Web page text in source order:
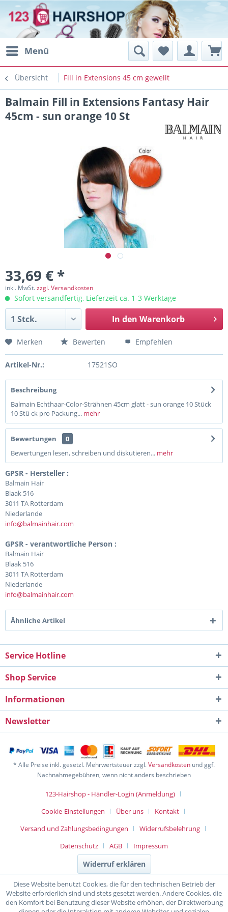
Menü
Übersicht Fill in Extensions 45 cm gewellt
Balmain Fill in Extensions Fantasy Hair
45cm - sun orange 10 St
33,69 € *
inkl. MwSt.zzgl. Versandkosten
Sofort versandfertig, Lieferzeit ca. 1-3 Werktage
In den Warenkorb
Merken Bewerten Empfehlen
Artikel-Nr.: 17521SO
Beschreibung
Balmain Echthaar-Color-Strähnen 45cm glatt - sun orange 10 Stück
10 Stü ck pro Packung... mehr
Bewertungen
0
Bewertungen lesen, schreiben und diskutieren... mehr
GPSR - Hersteller :
Balmain Hair
Blaak 516
3011 TA Rotterdam
Niederlande
info@balmainhair.com
GPSR - verantwortliche Person :
Balmain Hair
Blaak 516
3011 TA Rotterdam
Niederlande
info@balmainhair.com
Ähnliche Artikel
Service Hotline
Shop Service
Informationen
Newsletter
* Alle Preise inkl. gesetzl. Mehrwertsteuer zzgl.Versandkosten und ggf.
Nachnahmegebühren, wenn nicht anders beschrieben
123-Hairshop - Händler-Login (Anmeldung)
Cookie-Einstellungen
Über uns
Kontakt
Versand und Zahlungsbedingungen
Widerrufsbelehrung
Datenschutz
AGB Impressum
Widerruf erklären
Diese Website benutzt Cookies, die für den technischen Betrieb der
Website erforderlich sind und stets gesetzt werden. Andere Cookies, die
den Komfort bei Benutzung dieser Website erhöhen, der Direktwerbung